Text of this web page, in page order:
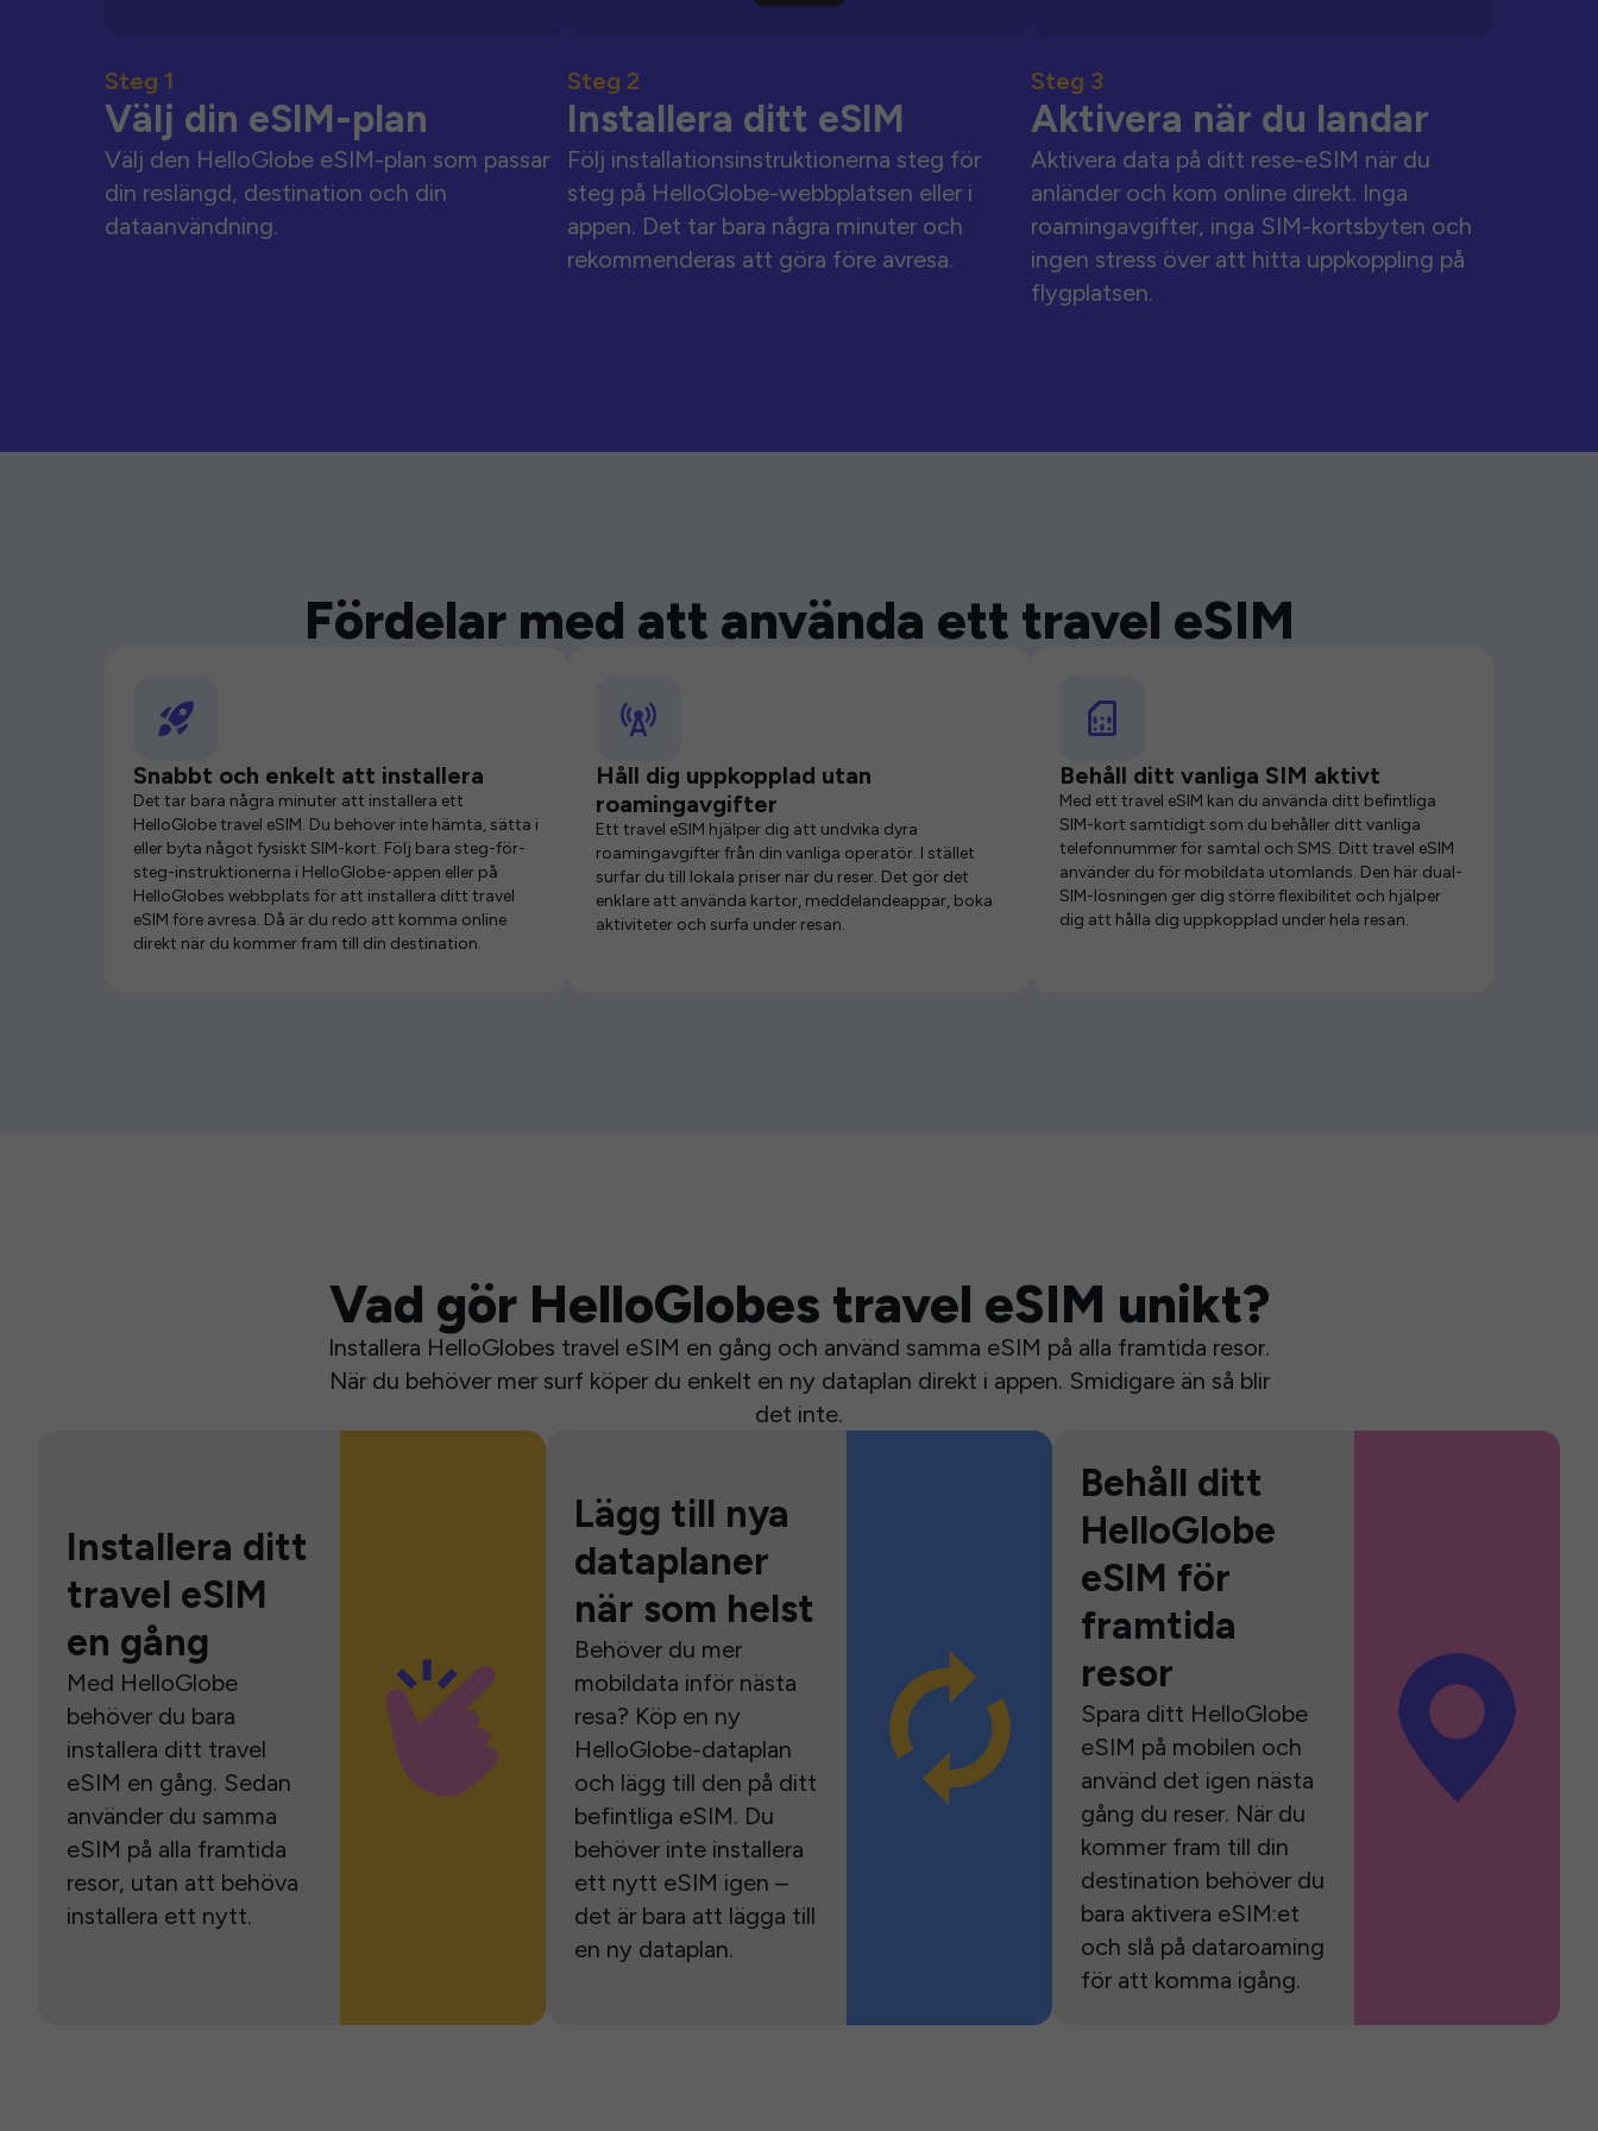
Steg 1
Välj din eSIM-plan
Välj den HelloGlobe eSIM-plan som passar
din reslängd, destination och din
dataanvändning.
Steg 2
Installera ditt eSIM
Följ installationsinstruktionerna steg för
steg på HelloGlobe-webbplatsen eller i
appen. Det tar bara några minuter och
rekommenderas att göra före avresa.
Steg 3
Aktivera när du landar
Aktivera data på ditt rese-eSIM när du
anländer och kom online direkt. Inga
roamingavgifter, inga SIM-kortsbyten och
ingen stress över att hitta uppkoppling på
flygplatsen.
Fördelar med att använda ett travel eSIM
Snabbt och enkelt att installera
Det tar bara några minuter att installera ett
HelloGlobe travel eSIM. Du behöver inte hämta, sätta i
eller byta något fysiskt SIM-kort. Följ bara steg-för-
steg-instruktionerna i HelloGlobe-appen eller på
HelloGlobes webbplats för att installera ditt travel
eSIM före avresa. Då är du redo att komma online
direkt när du kommer fram till din destination.
Håll dig uppkopplad utan
roamingavgifter
Ett travel eSIM hjälper dig att undvika dyra
roamingavgifter från din vanliga operatör. I stället
surfar du till lokala priser när du reser. Det gör det
enklare att använda kartor, meddelandeappar, boka
aktiviteter och surfa under resan.
Behåll ditt vanliga SIM aktivt
Med ett travel eSIM kan du använda ditt befintliga
SIM-kort samtidigt som du behåller ditt vanliga
telefonnummer för samtal och SMS. Ditt travel eSIM
använder du för mobildata utomlands. Den här dual-
SIM-lösningen ger dig större flexibilitet och hjälper
dig att hålla dig uppkopplad under hela resan.
Vad gör HelloGlobes travel eSIM unikt?
Installera HelloGlobes travel eSIM en gång och använd samma eSIM på alla framtida resor.
När du behöver mer surf köper du enkelt en ny dataplan direkt i appen. Smidigare än så blir
det inte.
Installera ditt
travel eSIM
en gång
Med HelloGlobe
behöver du bara
installera ditt travel
eSIM en gång. Sedan
använder du samma
eSIM på alla framtida
resor, utan att behöva
installera ett nytt.
Lägg till nya
dataplaner
när som helst
Behöver du mer
mobildata inför nästa
resa? Köp en ny
HelloGlobe-dataplan
och lägg till den på ditt
befintliga eSIM. Du
behöver inte installera
ett nytt eSIM igen –
det är bara att lägga till
en ny dataplan.
Behåll ditt
HelloGlobe
eSIM för
framtida
resor
Spara ditt HelloGlobe
eSIM på mobilen och
använd det igen nästa
gång du reser. När du
kommer fram till din
destination behöver du
bara aktivera eSIM:et
och slå på dataroaming
för att komma igång.